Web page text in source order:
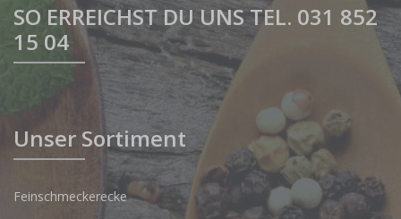
SO ERREICHST DU UNS TEL. 031 852
15 04
Unser Sortiment
Feinschmeckerecke